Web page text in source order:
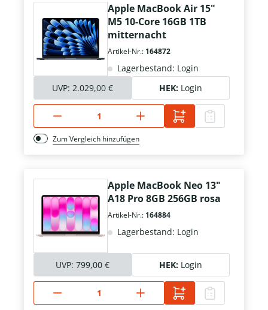
Apple MacBook Air 15"
M5 10-Core 16GB 1TB
mitternacht
Artikel-Nr.: 164872
Lagerbestand: Login
UVP: 2.029,00 € HEK: Login
Zum Vergleich hinzufügen
Apple MacBook Neo 13"
A18 Pro 8GB 256GB rosa
Artikel-Nr.: 164884
Lagerbestand: Login
UVP: 799,00 € HEK: Login